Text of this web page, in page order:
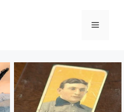
Menu